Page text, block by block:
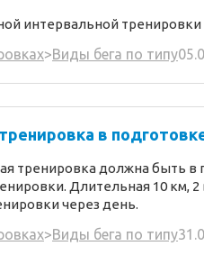
интервальной тренировки
>Виды бега по типу
в
тренировка должна быть в
Длительная 10 км,
через день.
>Виды бега по типу